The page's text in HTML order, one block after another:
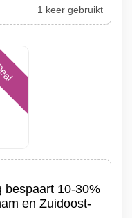
1 keer gebruikt
bespaart 10-30%
en Zuidoost-